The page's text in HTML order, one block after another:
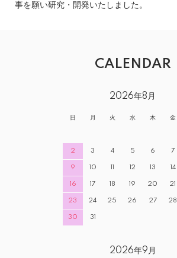
事を願い研究・開発いたしました。
CALENDAR
2026年8月
日 月 火 水 木 金
2 3 4 5 6 7
9 10 12 13 14
16 17 18 19 20 21
23 24 25 26 27 28
30 31
2026年9月